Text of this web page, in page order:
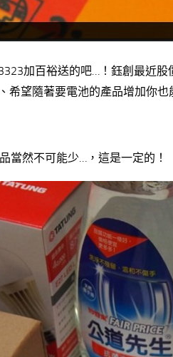
加百裕送的吧…！鈺創最近
希望隨著要電池的產品增加你也
當然不可能少…，這是一定的！